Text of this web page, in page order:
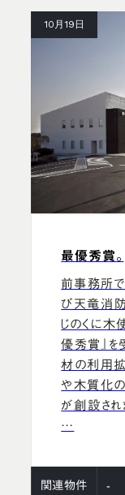
10月19日
最優秀賞。
前事務所
び天竜消
じのくに木
優秀賞』を
材の利用
や木質化
が創設され
…
関連物件 -